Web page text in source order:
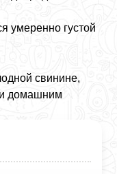
умеренно густой
свинине,
домашним